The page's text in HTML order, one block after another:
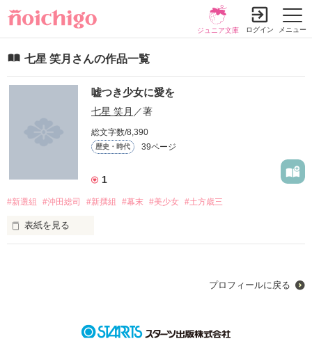
メニュー
ジュニア文庫 ログイン
七星 笑月さんの作品一覧
嘘つき少女に愛を
七星 笑月 ／著
総文字数/8,390
歴史・時代 39ページ
1
#新選組 #沖田総司 #新撰組 #幕末 #美少女 #土方歳三
表紙を見る
プロフィールに戻る